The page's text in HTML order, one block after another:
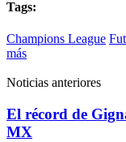
Tags:
Champions League
más
Noticias anteriores
El récord de
MX